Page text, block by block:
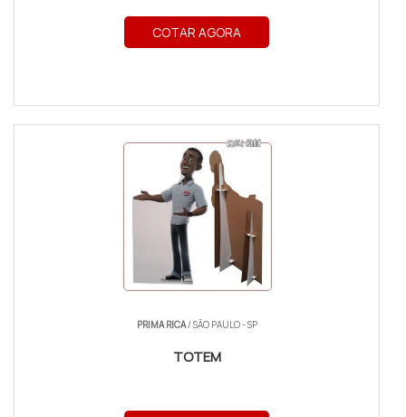
COTAR AGORA
PRIMA RICA/ SÃO PAULO - SP
TOTEM